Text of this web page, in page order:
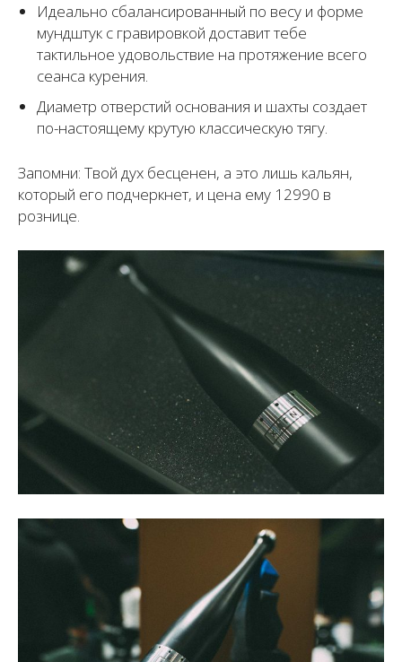
Идеально сбалансированный по весу и форме
мундштук с гравировкой доставит тебе
тактильное удовольствие на протяжение всего
сеанса курения.
Диаметр отверстий основания и шахты создает
по-настоящему крутую классическую тягу.
Запомни: Твой дух бесценен, а это лишь кальян,
который его подчеркнет, и цена ему 12990 в
рознице.